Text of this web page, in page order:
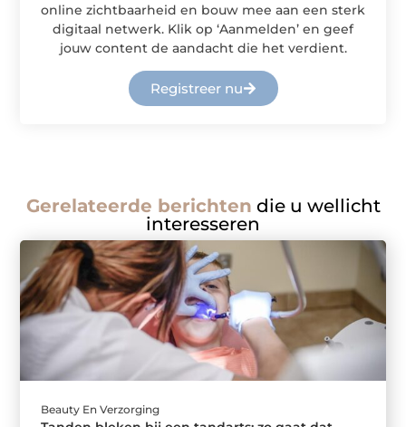
online zichtbaarheid en bouw mee aan een sterk
digitaal netwerk. Klik op ‘Aanmelden’ en geef
jouw content de aandacht die het verdient.
Registreer nu
Gerelateerde berichten die u wellicht
interesseren
Beauty En Verzorging